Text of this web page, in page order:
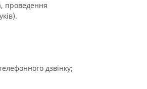
проведення
дзвінку;